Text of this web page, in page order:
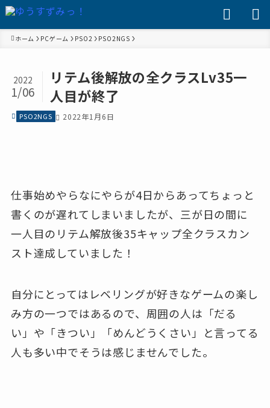
ホーム PCゲーム PSO2 PSO2NGS
リテム後解放の全クラスLv35一
人目が終了
2022
1/06
PSO2NGS 2022年1月6日
仕事始めやらなにやらが4日からあってちょっと
書くのが遅れてしまいましたが、三が日の間に
一人目のリテム解放後35キャップ全クラスカン
スト達成していました！
自分にとってはレベリングが好きなゲームの楽し
み方の一つではあるので、周囲の人は「だる
い」や「きつい」「めんどうくさい」と言ってる
人も多い中でそうは感じませんでした。